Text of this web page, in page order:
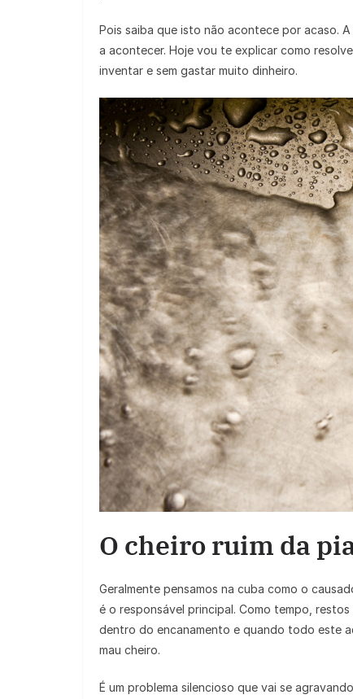
Pois saiba que isto não acontece por acaso.
a acontecer. Hoje vou te explicar como
inventar e sem gastar muito dinheiro.
O cheiro ruim da
Geralmente pensamos na cuba como o
é o responsável principal. Como tempo,
dentro do encanamento e quando todo este
mau cheiro.
É um problema silencioso que vai se